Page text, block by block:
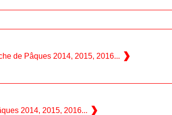
de Pâques 2014, 2015, 2016...
2014, 2015, 2016...